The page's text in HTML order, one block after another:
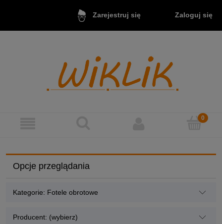
Zarejestruj się Zaloguj się
Opcje przeglądania
Kategorie: Fotele obrotowe
Producent: (wybierz)